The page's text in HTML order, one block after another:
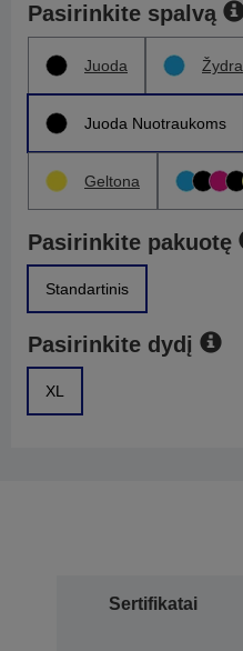
Pasirinkite spalvą
Juoda Žydra
Juoda Nuotraukoms
Geltona
Pasirinkite pakuotę
Standartinis
Pasirinkite dydį
XL
Sertifikatai